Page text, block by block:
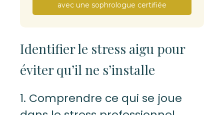
avec une sophrologue certifiée
Identifier le stress aigu pour
éviter qu’il ne s’installe
1. Comprendre ce qui se joue